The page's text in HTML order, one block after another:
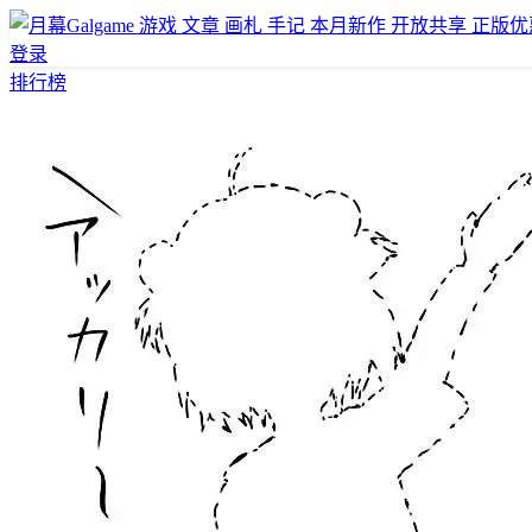
游戏 文章 画札 手记 本月新作 开放共享 正版
登录
排行榜